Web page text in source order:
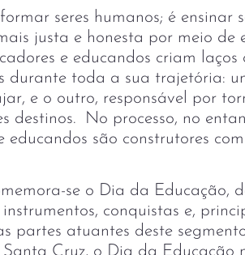
seres humanos; é ensinar
justa e honesta por meio de
e educandos criam
durante toda a sua trajetória:
e o outro, responsável por
destinos. No processo, no
educandos são construtores
se o Dia da Educação,
conquistas e,
partes atuantes deste